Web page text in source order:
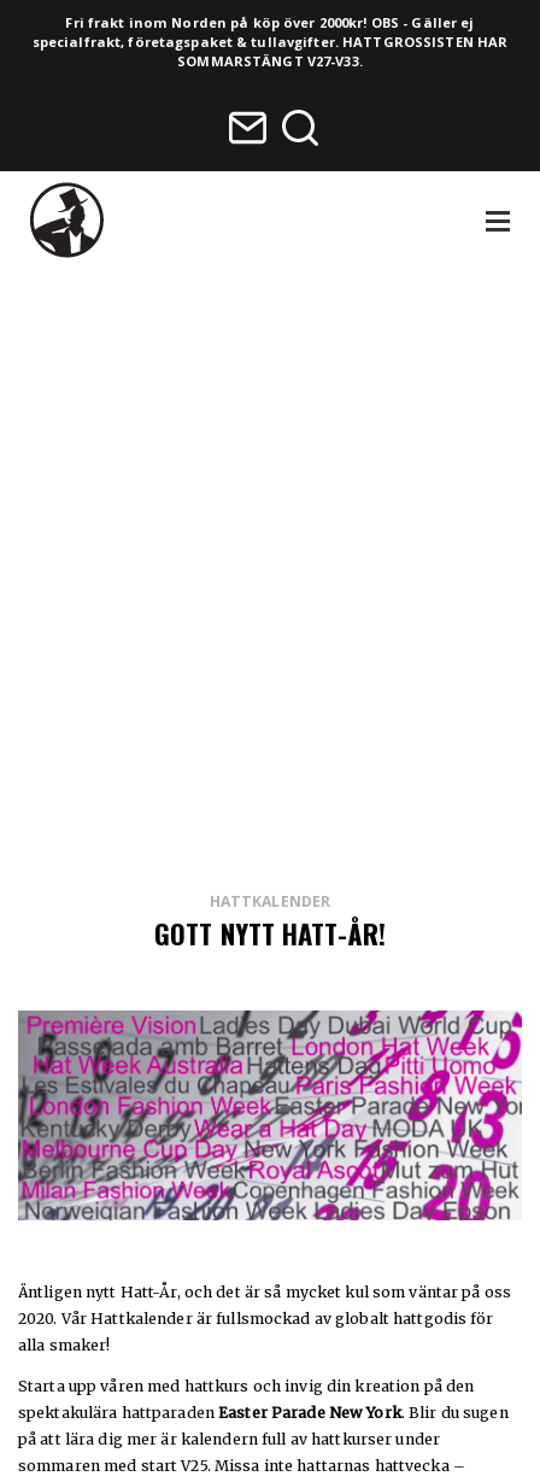
Fri frakt inom Norden på köp över 2000kr! OBS - Gäller ej
specialfrakt, företagspaket & tullavgifter. HATTGROSSISTEN HAR
SOMMARSTÄNGT V27-V33.
HATTKALENDER
GOTT NYTT HATT-ÅR!
Äntligen nytt Hatt-År, och det är så mycket kul som väntar på oss
2020. Vår Hattkalender är fullsmockad av globalt hattgodis för
alla smaker!
Starta upp våren med hattkurs och invig din kreation på den
spektakulära hattparadenEaster Parade New York. Blir du sugen
på att lära dig mer är kalendern full av hattkurser under
sommaren med start V25. Missa inte hattarnas hattvecka –